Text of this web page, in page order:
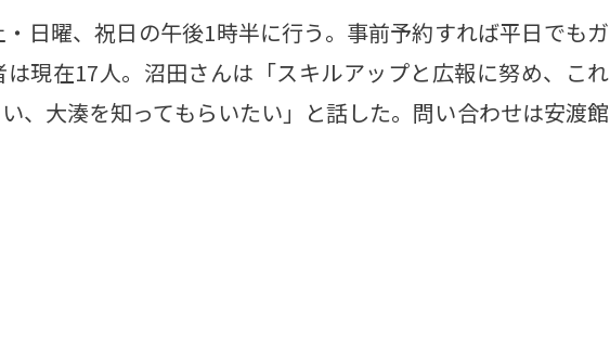
日曜、祝日の午後1時半に行う。事前予約すれば平日でもガ
現在17人。沼田さんは「スキルアップと広報に努め、これ
、大湊を知ってもらいたい」と話した。問い合わせは安渡館